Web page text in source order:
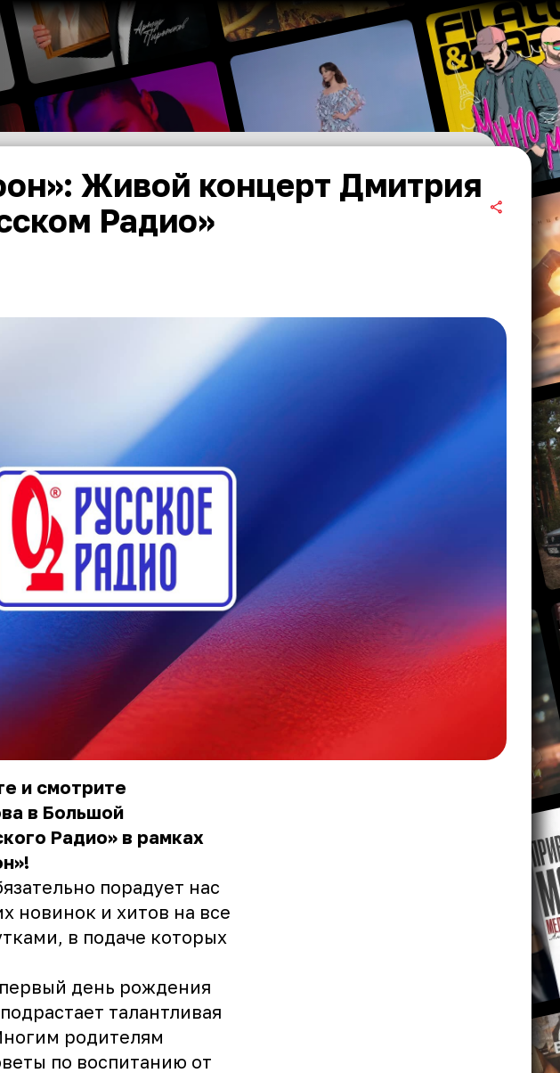
Живой концерт Дмитрия
Радио»
и смотрите
в Большой
Радио» в рамках
порадует нас
новинок и хитов на все
в подаче которых
день рождения
талантливая
родителям
по воспитанию от